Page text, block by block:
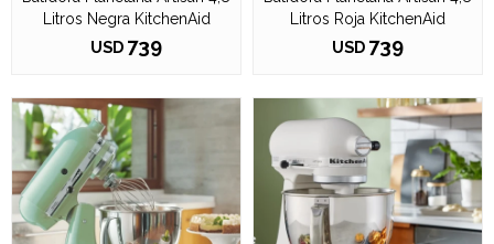
Litros Negra KitchenAid
USD 739
Litros Roja KitchenAid
USD 739